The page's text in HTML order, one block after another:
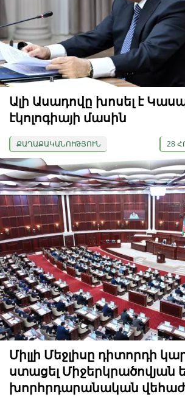
Ալի Ասադովը խոսել է
էկոլոգիայի մասին
ՔԱՂԱՔԱԿԱՆՈՒԹՅՈՒՆ 28
Միլլի Մեջլիսը դիտորդի
ստացել Միջերկրածովյան
խորհրդարանական